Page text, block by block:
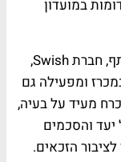
20% מהטבות דומות במועדון
לשני המועדונים יש מפעיל תפעולי משותף, חברת Swish,
ומפעילה גם
מעיד על בעיה,
והסכמים
הזכאים.